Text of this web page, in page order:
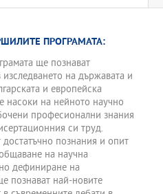
ПРОГРАМАТА:
ще познават
на държавата и
и европейска
насоки на нейното научно
професионални знания
си труд.
познания и опит
на научна
дефиниране на
познават най-новите